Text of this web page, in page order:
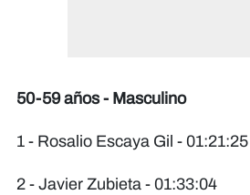
50-59 años - Masculino
1 - Rosalio Escaya Gil - 01:21:25
2 - Javier Zubieta - 01:33:04